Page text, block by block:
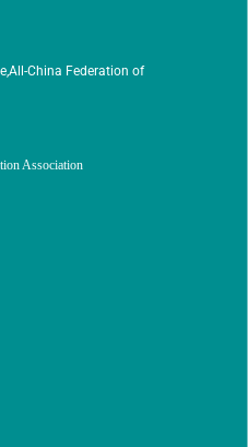
China Federation of
Association